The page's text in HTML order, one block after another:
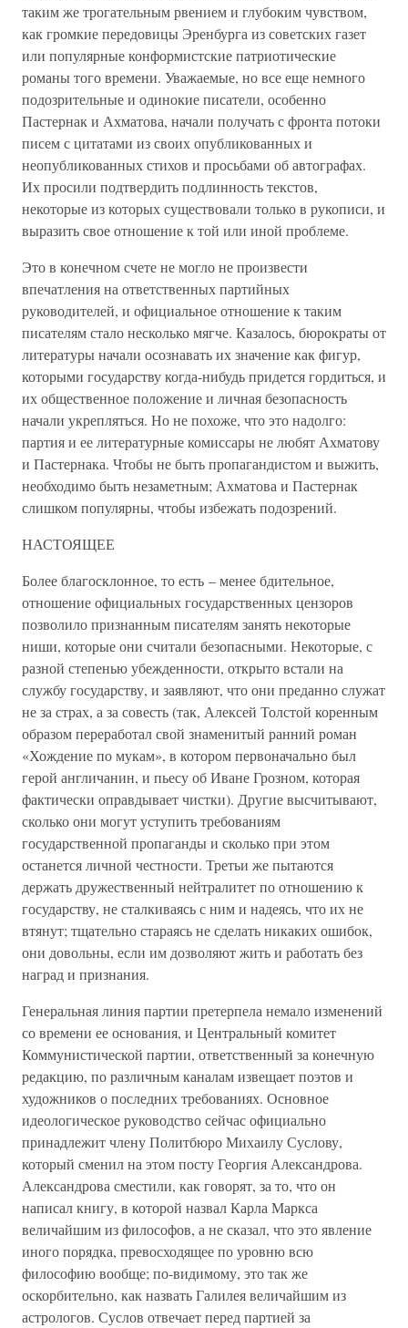
таким же трогательным рвением и глубоким чувством,
как громкие передовицы Эренбурга из советских газет
или популярные конформистские патриотические
романы того времени. Уважаемые, но все еще немного
подозрительные и одинокие писатели, особенно
Пастернак и Ахматова, начали получать с фронта потоки
писем с цитатами из своих опубликованных и
неопубликованных стихов и просьбами об автографах.
Их просили подтвердить подлинность текстов,
некоторые из которых существовали только в рукописи, и
выразить свое отношение к той или иной проблеме.
Это в конечном счете не могло не произвести
впечатления на ответственных партийных
руководителей, и официальное отношение к таким
писателям стало несколько мягче. Казалось, бюрократы от
литературы начали осознавать их значение как фигур,
которыми государству когда-нибудь придется гордиться, и
их общественное положение и личная безопасность
начали укрепляться. Но не похоже, что это надолго:
партия и ее литературные комиссары не любят Ахматову
и Пастернака. Чтобы не быть пропагандистом и выжить,
необходимо быть незаметным; Ахматова и Пастернак
слишком популярны, чтобы избежать подозрений.
НАСТОЯЩЕЕ
Более благосклонное, то есть – менее бдительное,
отношение официальных государственных цензоров
позволило признанным писателям занять некоторые
ниши, которые они считали безопасными. Некоторые, с
разной степенью убежденности, открыто встали на
службу государству, и заявляют, что они преданно служат
не за страх, а за совесть (так, Алексей Толстой коренным
образом переработал свой знаменитый ранний роман
«Хождение по мукам», в котором первоначально был
герой англичанин, и пьесу об Иване Грозном, которая
фактически оправдывает чистки). Другие высчитывают,
сколько они могут уступить требованиям
государственной пропаганды и сколько при этом
останется личной честности. Третьи же пытаются
держать дружественный нейтралитет по отношению к
государству, не сталкиваясь с ним и надеясь, что их не
втянут; тщательно стараясь не сделать никаких ошибок,
они довольны, если им дозволяют жить и работать без
наград и признания.
Генеральная линия партии претерпела немало изменений
со времени ее основания, и Центральный комитет
Коммунистической партии, ответственный за конечную
редакцию, по различным каналам извещает поэтов и
художников о последних требованиях. Основное
идеологическое руководство сейчас официально
принадлежит члену Политбюро Михаилу Суслову,
который сменил на этом посту Георгия Александрова.
Александрова сместили, как говорят, за то, что он
написал книгу, в которой назвал Карла Маркса
величайшим из философов, а не сказал, что это явление
иного порядка, превосходящее по уровню всю
философию вообще; по-видимому, это так же
оскорбительно, как назвать Галилея величайшим из
астрологов. Суслов отвечает перед партией за